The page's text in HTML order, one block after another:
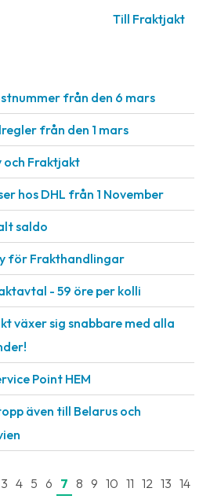
Till Fraktjakt
från den 6 mars
från den 1 mars
och Fraktjakt
hos DHL från 1 November
saldo
för Frakthandlingar
- 59 öre per kolli
växer sig snabbare med alla
Point HEM
även till Belarus och
3 4 5 6 7 8 9 10 11 12 13 14